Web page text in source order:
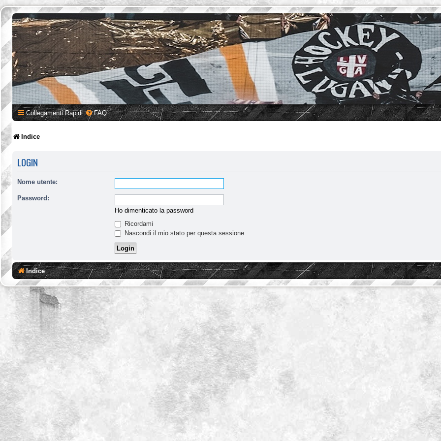
Collegamenti Rapidi FAQ
Indice
LOGIN
Nome utente:
Password:
Ho dimenticato la password
Ricordami
Nascondi il mio stato per questa sessione
Indice